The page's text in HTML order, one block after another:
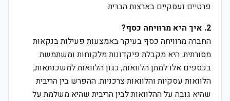
פרטיים ועסקיים בארצות הברית.
2. איך היא מרוויחה כסף?
החברה מרוויחה כסף בעיקר באמצעות פעילות בנקאות
מסורתית. היא מקבלת פיקדונות מלקוחות ומשתמשת
בכספים אלו למתן הלוואות, כגון הלוואות למשכנתאות,
הלוואות עסקיות והלוואות צרכניות. ההפרש בין הריבית
שהיא גובה על ההלוואות לבין הריבית שהיא משלמת על